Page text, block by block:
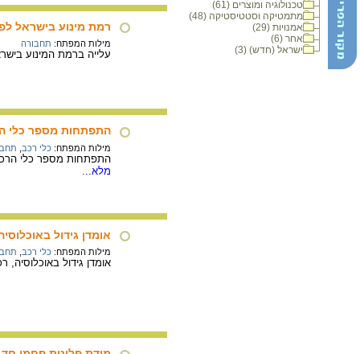
טכנולוגיה ומוצרים (61)
מתמטיקה וסטטיסטיקה (48)
אמנויות (29)
אחר (6)
ישראל (חדש) (3)
רמת מינוע בישראל
מילות המפתח: תחבורה
עלייה ברמת המינוע
התפתחות מספר כלי
מילות המפתח: כלי רכב
התפתחות מספר כלי הרכב בישראל בין השנים 1951-1996 לפי סוגים
מלא...
אומדן גידול
מילות המפתח: כלי רכב
אומדן גידול באוכלוסיה, רכב פרטי ונסיעות בישראל